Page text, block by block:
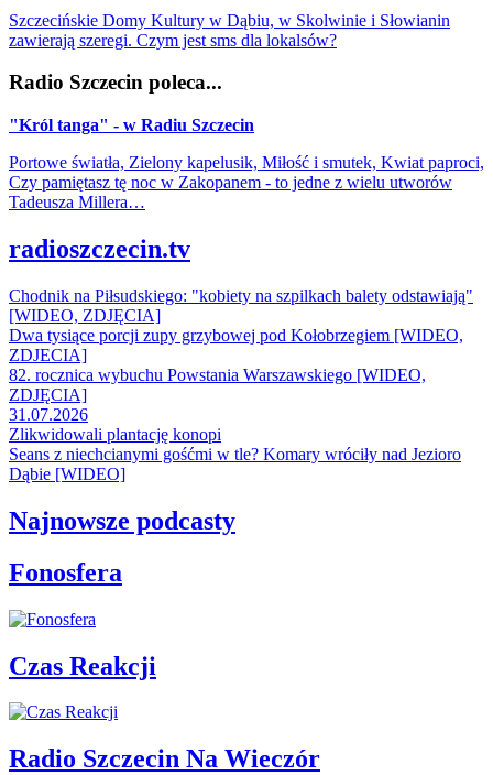
Szczecińskie Domy Kultury w Dąbiu, w Skolwinie i Słowianin
zawierają szeregi. Czym jest sms dla lokalsów?
Radio Szczecin poleca...
"Król tanga" - w Radiu Szczecin
Portowe światła, Zielony kapelusik, Miłość i smutek, Kwiat paproci,
Czy pamiętasz tę noc w Zakopanem - to jedne z wielu utworów
Tadeusza Millera…
radioszczecin.tv
Chodnik na Piłsudskiego: "kobiety na szpilkach balety odstawiają"
[WIDEO, ZDJĘCIA]
Dwa tysiące porcji zupy grzybowej pod Kołobrzegiem [WIDEO,
ZDJECIA]
82. rocznica wybuchu Powstania Warszawskiego [WIDEO,
ZDJĘCIA]
31.07.2026
Zlikwidowali plantację konopi
Seans z niechcianymi gośćmi w tle? Komary wróciły nad Jezioro
Dąbie [WIDEO]
Najnowsze podcasty
Fonosfera
Czas Reakcji
Radio Szczecin Na Wieczór